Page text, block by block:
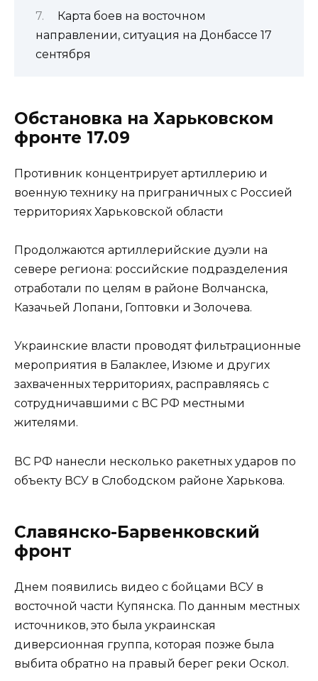
Карта боев на восточном
направлении, ситуация на Донбассе 17
сентября
Обстановка на Харьковском
фронте 17.09
Противник концентрирует артиллерию и
военную технику на приграничных с Россией
территориях Харьковской области
Продолжаются артиллерийские дуэли на
севере региона: российские подразделения
отработали по целям в районе Волчанска,
Казачьей Лопани, Гоптовки и Золочева.
Украинские власти проводят фильтрационные
мероприятия в Балаклее, Изюме и других
захваченных территориях, расправляясь с
сотрудничавшими с ВС РФ местными
жителями.
ВС РФ нанесли несколько ракетных ударов по
объекту ВСУ в Слободском районе Харькова.
Славянско-Барвенковский
фронт
Днем появились видео с бойцами ВСУ в
восточной части Купянска. По данным местных
источников, это была украинская
диверсионная группа, которая позже была
выбита обратно на правый берег реки Оскол.